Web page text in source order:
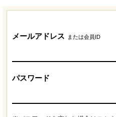
メールアドレス または会員ID
パスワード